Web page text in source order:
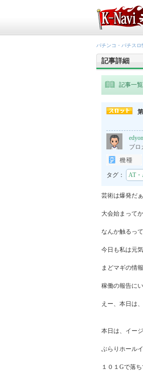
パチンコ・パチスロ
記事詳細
記事一覧
edyon
ブロ
タグ： AT・
芸術は爆発だ
大会始まって
なんか触るっ
今日も私は元気
まどマギの情
稼働の報告に
えー、本日は
本日は、イー
ぶらりホールイ
１０１Gで落